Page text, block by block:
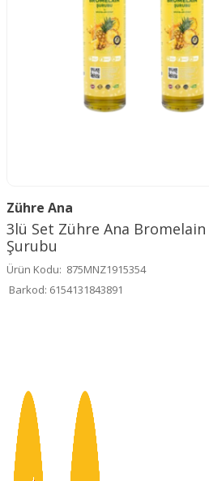
Zühre Ana
3lü Set Zühre Ana
Şurubu
Ürün Kodu: 875MNZ1915354
Barkod: 6154131843891